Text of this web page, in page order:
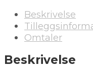
Beskrivelse
Omtaler
Beskrivelse